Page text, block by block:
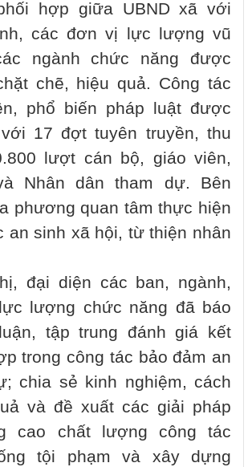
hợp giữa UBND xã với
các đơn vị lực lượng vũ
ngành chức năng được
chẽ, hiệu quả. Công tác
phổ biến pháp luật được
17 đợt tuyên truyền, thu
lượt cán bộ, giáo viên,
Nhân dân tham dự. Bên
phương quan tâm thực hiện
an sinh xã hội, từ thiện nhân
đại diện các ban, ngành,
lượng chức năng đã báo
tập trung đánh giá kết
trong công tác bảo đảm an
chia sẻ kinh nghiệm, cách
và đề xuất các giải pháp
cao chất lượng công tác
tội phạm và xây dựng